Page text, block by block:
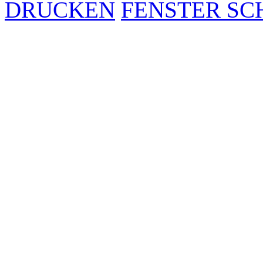
DRUCKEN FENSTER